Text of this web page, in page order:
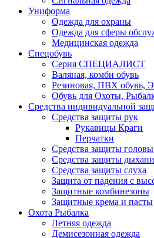
Униформа
Одежда для охраны
Одежда для сферы
Медицинская одежда
Спецобувь
Серия СПЕЦИАЛИСТ
Валяная, комби обувь
Резиновая, ПВХ обувь,
Обувь для Охоты,
Средства индивидуальной
Средства защиты рук
Рукавицы Краги
Перчатки
Средства защиты
Средства защиты
Средства защиты слуха
Защита от падения с
Защитные комбинезоны
Защитные крема и пасты
Охота Рыбалка
Летняя одежда
Демисезонная одежда